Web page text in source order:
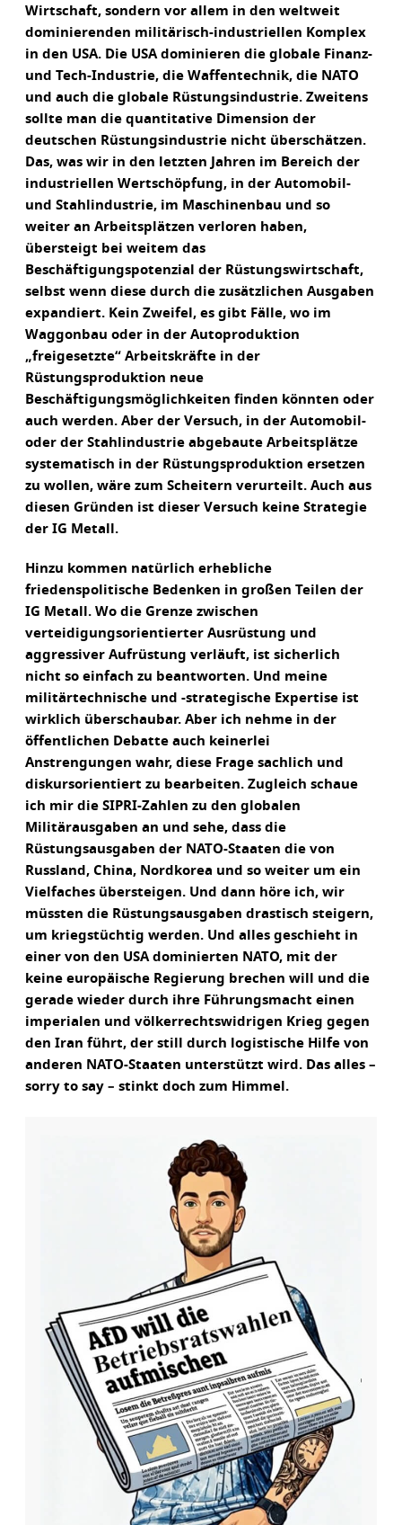
Wirtschaft, sondern vor allem in den weltweit
dominierenden militärisch-industriellen Komplex
in den USA. Die USA dominieren die globale Finanz-
und Tech-Industrie, die Waffentechnik, die NATO
und auch die globale Rüstungsindustrie. Zweitens
sollte man die quantitative Dimension der
deutschen Rüstungsindustrie nicht überschätzen.
Das, was wir in den letzten Jahren im Bereich der
industriellen Wertschöpfung, in der Automobil-
und Stahlindustrie, im Maschinenbau und so
weiter an Arbeitsplätzen verloren haben,
übersteigt bei weitem das
Beschäftigungspotenzial der Rüstungswirtschaft,
selbst wenn diese durch die zusätzlichen Ausgaben
expandiert. Kein Zweifel, es gibt Fälle, wo im
Waggonbau oder in der Autoproduktion
„freigesetzte“ Arbeitskräfte in der
Rüstungsproduktion neue
Beschäftigungsmöglichkeiten finden könnten oder
auch werden. Aber der Versuch, in der Automobil-
oder der Stahlindustrie abgebaute Arbeitsplätze
systematisch in der Rüstungsproduktion ersetzen
zu wollen, wäre zum Scheitern verurteilt. Auch aus
diesen Gründen ist dieser Versuch keine Strategie
der IG Metall.
Hinzu kommen natürlich erhebliche
friedenspolitische Bedenken in großen Teilen der
IG Metall. Wo die Grenze zwischen
verteidigungsorientierter Ausrüstung und
aggressiver Aufrüstung verläuft, ist sicherlich
nicht so einfach zu beantworten. Und meine
militärtechnische und -strategische Expertise ist
wirklich überschaubar. Aber ich nehme in der
öffentlichen Debatte auch keinerlei
Anstrengungen wahr, diese Frage sachlich und
diskursorientiert zu bearbeiten. Zugleich schaue
ich mir die SIPRI-Zahlen zu den globalen
Militärausgaben an und sehe, dass die
Rüstungsausgaben der NATO-Staaten die von
Russland, China, Nordkorea und so weiter um ein
Vielfaches übersteigen. Und dann höre ich, wir
müssten die Rüstungsausgaben drastisch steigern,
um kriegstüchtig werden. Und alles geschieht in
einer von den USA dominierten NATO, mit der
keine europäische Regierung brechen will und die
gerade wieder durch ihre Führungsmacht einen
imperialen und völkerrechtswidrigen Krieg gegen
den Iran führt, der still durch logistische Hilfe von
anderen NATO-Staaten unterstützt wird. Das alles –
sorry to say – stinkt doch zum Himmel.